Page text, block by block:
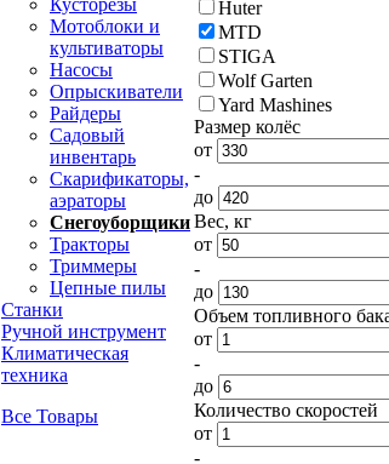
Кусторезы
Мотоблоки и
культиваторы
Насосы
Опрыскиватели
Райдеры
Садовый
инвентарь
Скарификаторы,
аэраторы
Снегоуборщики
Тракторы
Триммеры
Цепные пилы
Станки
Ручной инструмент
Климатическая
техника
Все Товары
Huter
MTD
STIGA
Wolf Garten
Yard Mashines
Размер колёс
от
-
до
Вес, кг
от
-
до
Объем топливного
от
-
до
Количество скоростей
от
-